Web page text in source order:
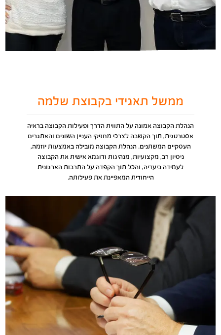
ממשל תאגידי בקבוצת שלמה
הנהלת הקבוצה אמונה על התווית הדרך ופעילות הקבוצה בראיה
אסטרטגית, תוך הקשבה לצרכי מחזיקי העניין השונים והאתגרים
העסקיים המשתנים. הנהלת הקבוצה מובילה באמצעות יוזמה,
ניסיון רב, מקצועיות, מנהיגות ודוגמא אישית את הקבוצה
לעמידה ביעדיה, והכל תוך הקפדה על התרבות הארגונית
הייחודית המאפיינת את פעילותה.